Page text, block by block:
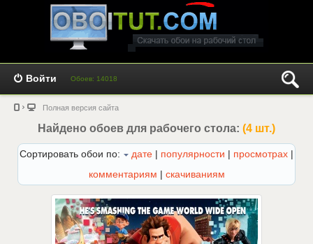
Войти Обоев: 14018
Полная версия сайта
Найдено обоев для рабочего стола: (4 шт.)
Сортировать обои по: дате | популярности | просмотрах |
комментариям | скачиваниям